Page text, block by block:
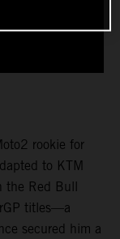
rookie for
to KTM
the Red Bull
titles—a
secured him a